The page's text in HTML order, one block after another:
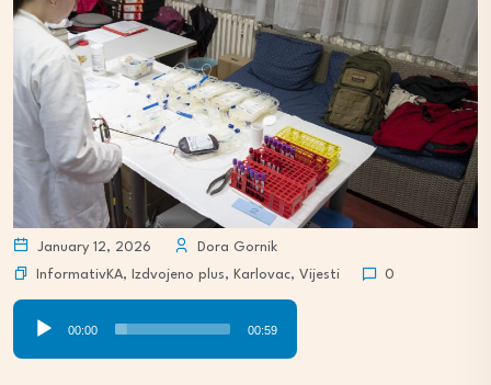
January 12, 2026
Dora Gornik
InformativKA, Izdvojeno plus, Karlovac, Vijesti 0
Audio
Player
00:00 00:59